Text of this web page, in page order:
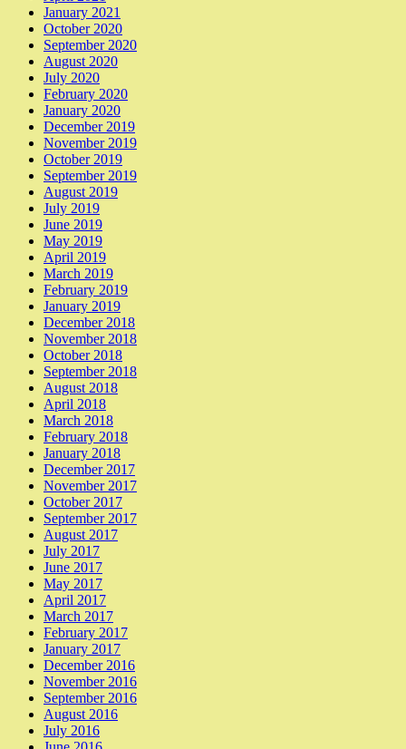
January 2021
October 2020
September 2020
August 2020
July 2020
February 2020
January 2020
December 2019
November 2019
October 2019
September 2019
August 2019
July 2019
June 2019
May 2019
April 2019
March 2019
February 2019
January 2019
December 2018
November 2018
October 2018
September 2018
August 2018
April 2018
March 2018
February 2018
January 2018
December 2017
November 2017
October 2017
September 2017
August 2017
July 2017
June 2017
May 2017
April 2017
March 2017
February 2017
January 2017
December 2016
November 2016
September 2016
August 2016
July 2016